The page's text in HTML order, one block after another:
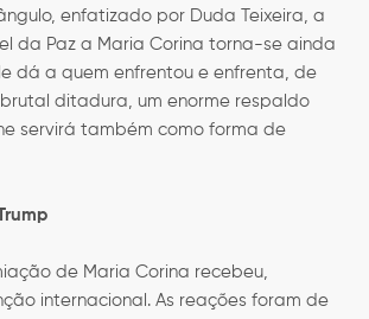
enfatizado por Duda Teixeira, a
da Paz a Maria Corina torna-se ainda
dá a quem enfrentou e enfrenta, de
ditadura, um enorme respaldo
servirá também como forma de
de Maria Corina recebeu,
internacional. As reações foram de